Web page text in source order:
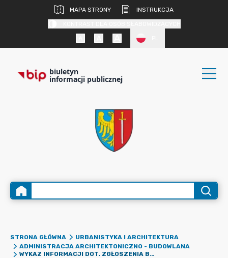
MAPA STRONY
INSTRUKCJA
biuletyn
informacji publicznej
STRONA GŁÓWNA
URBANISTYKA I ARCHITEKTURA
ADMINISTRACJA ARCHITEKTONICZNO - BUDOWLANA
WYKAZ INFORMACJI DOT. ZGŁOSZENIA BUDOWY